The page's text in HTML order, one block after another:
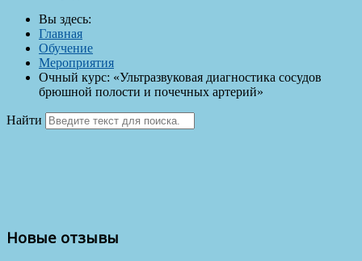
Вы здесь:
Главная
Обучение
Мероприятия
Очный курс: «Ультразвуковая диагностика сосудов
брюшной полости и почечных артерий»
Найти
Новые отзывы